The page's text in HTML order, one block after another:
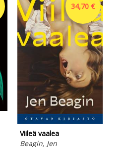
34,70 €
Viileä vaalea
Beagin, Jen